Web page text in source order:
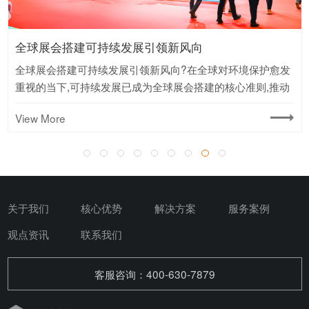
全球展会搭建可持续发展引领新风向
全球展会搭建可持续发展引领新风向?在全球对环境保护愈发
重视的当下,可持续发展已成为全球展会搭建的核心准则,推动
View More
关于我们 核心优势 解决方案
服务案例
观点资讯
联系我们
客服咨询：400-630-7879